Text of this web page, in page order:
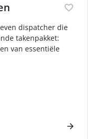
dispatcher die
takenpakket:
van essentiële